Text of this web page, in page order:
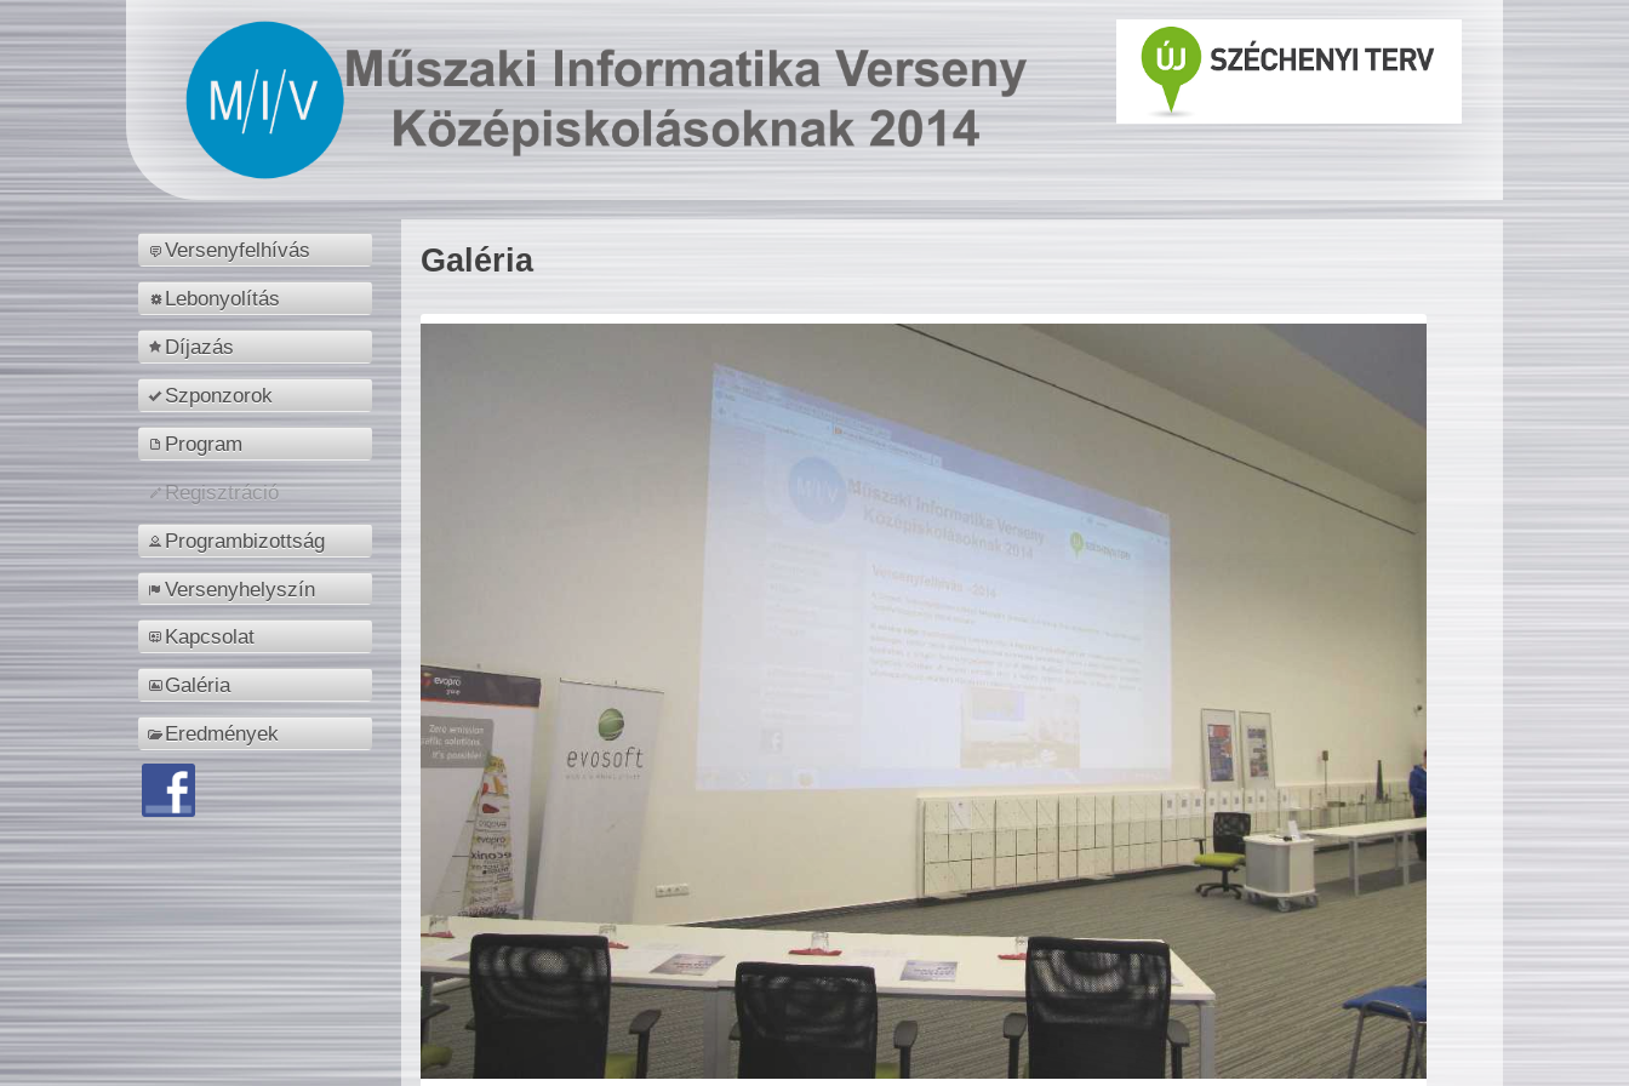
Versenyfelhívás
Lebonyolítás
Díjazás
Szponzorok
Program
Regisztráció
Programbizottság
Versenyhelyszín
Kapcsolat
Galéria
Eredmények
Galéria